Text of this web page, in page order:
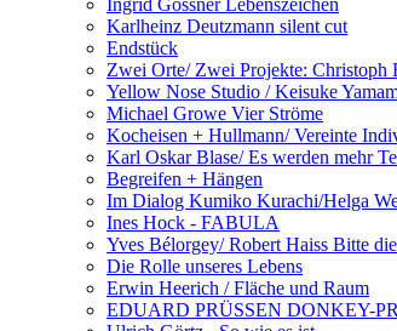
Karlheinz Deutzmann silent cut
Endstück
Zwei Orte/ Zwei Projekte: Christoph
Yellow Nose Studio / Keisuke
Michael Growe Vier Ströme
Kocheisen + Hullmann/ Vereinte
Karl Oskar Blase/ Es werden mehr
Begreifen + Hängen
Im Dialog Kumiko Kurachi/Helga
Ines Hock - FABULA
Yves Bélorgey/ Robert Haiss Bitte
Die Rolle unseres Lebens
Erwin Heerich / Fläche und Raum
EDUARD PRÜSSEN DONKEY-